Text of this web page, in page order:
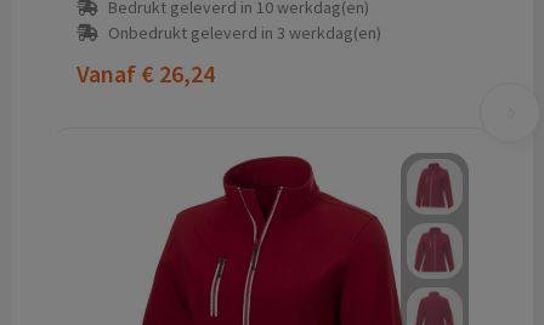
Bedrukt geleverd in 10 werkdag(en)
Onbedrukt geleverd in 3 werkdag(en)
Vanaf € 26,24